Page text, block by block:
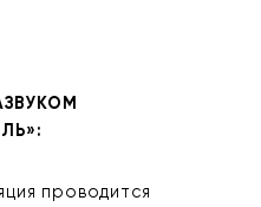
проводится